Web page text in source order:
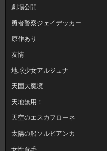
劇場公開
勇者警察ジェイデッカー
原作あり
友情
地球少女アルジュナ
天国大魔境
天地無用！
天空のエスカフローネ
太陽の船ソルビアンカ